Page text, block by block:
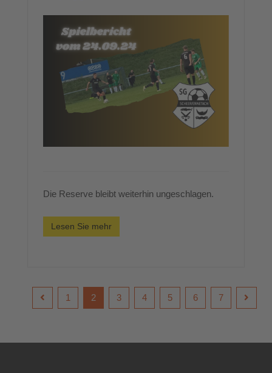
Die Reserve bleibt weiterhin ungeschlagen.
Lesen Sie mehr
1 2 3 4 5 6 7